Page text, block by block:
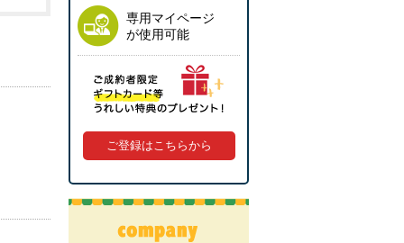
専用マイページ
が使用可能
ご登録はこちらから